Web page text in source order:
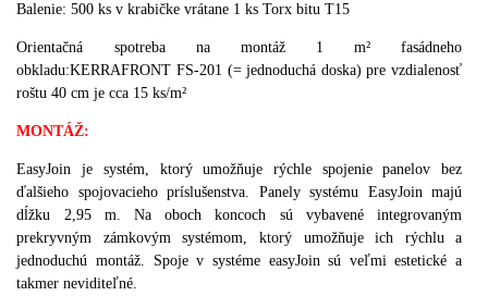
Balenie:500 ks v krabičke vrátane 1 ks Torx bitu T15
Orientačná spotreba na montáž 1 m² fasádneho
obkladu:KERRAFRONT FS-201 (= jednoduchá doska) pre vzdialenosť
roštu 40 cm je cca 15 ks/m²
MONTÁŽ:
EasyJoin je systém, ktorý umožňuje rýchle spojenie panelov bez
ďalšieho spojovacieho príslušenstva.
Panely systému EasyJoin majú
dĺžku 2,95 m. Na oboch koncoch sú vybavené integrovaným
prekryvným zámkovým systémom, ktorý umožňuje ich rýchlu a
jednoduchú montáž.
Spoje v systéme easyJoin sú veľmi estetické a
takmer neviditeľné.